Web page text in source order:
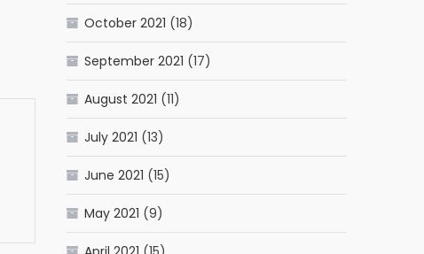
October 2021 (18)
September 2021 (17)
August 2021 (11)
July 2021 (13)
June 2021 (15)
May 2021 (9)